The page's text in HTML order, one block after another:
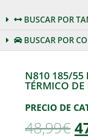
BUSCAR POR
BUSCAR POR
N810 185/55
TÉRMICO
PRECIO DE
48,99€